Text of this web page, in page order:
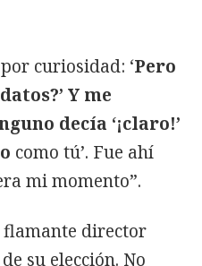
curiosidad: ‘Pero
Y me
decía ‘¡claro!’
como tú’. Fue ahí
mi momento”.
flamante director
su elección. No